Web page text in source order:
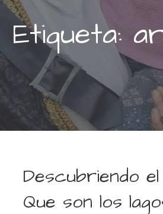
Etiqueta:
Descubriendo
Que son los